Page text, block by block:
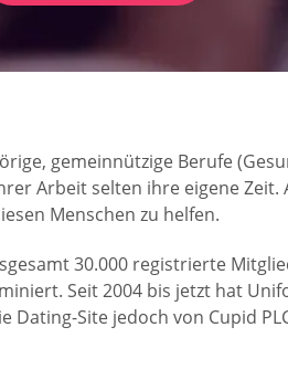
gemeinnützige Berufe
Arbeit selten ihre eigene Zeit.
Menschen zu helfen.
30.000 registrierte
Seit 2004 bis jetzt hat
Site jedoch von Cupid